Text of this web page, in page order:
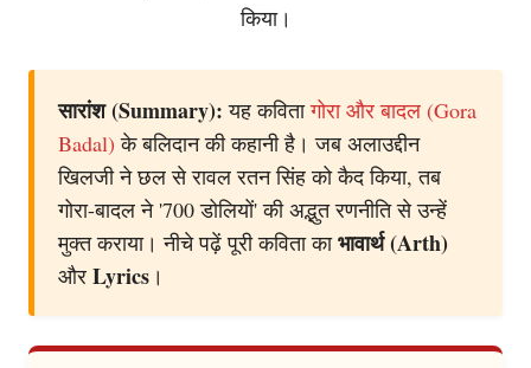
किया।
सारांश (Summary): यह कवितागोरा और बादल (Gora
Badal) के बलिदान की कहानी है। जब अलाउद्दीन
खिलजी ने छल से रावल रतन सिंह को कैद किया, तब
गोरा-बादल ने '700 डोलियों' की अद्भुत रणनीति से उन्हें
मुक्त कराया। नीचे पढ़ें पूरी कविता काभावार्थ (Arth)
और Lyrics ।